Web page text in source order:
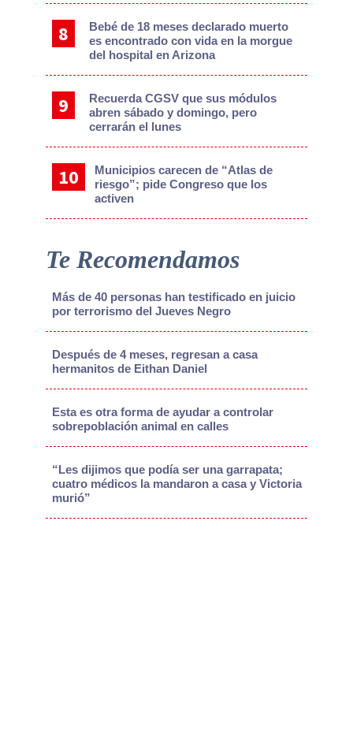
Bebé de 18 meses declarado muerto
es encontrado con vida en la morgue
del hospital en Arizona
Recuerda CGSV que sus módulos
abren sábado y domingo, pero
cerrarán el lunes
Municipios carecen de “Atlas de
riesgo”; pide Congreso que los
activen
Te Recomendamos
Más de 40 personas han testificado en juicio
por terrorismo del Jueves Negro
Después de 4 meses, regresan a casa
hermanitos de Eithan Daniel
Esta es otra forma de ayudar a controlar
sobrepoblación animal en calles
“Les dijimos que podía ser una garrapata;
cuatro médicos la mandaron a casa y Victoria
murió”